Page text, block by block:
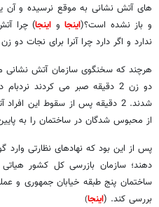
های آتش نشانی به موقع نرسیده و
و باز نشده است؟(اینجاو اینجا) چرا
ندارد و اگر دارد چرا آنرا برای نجات دو
هرچند که سخنگوی سازمان آتش نشانی
دو زن 2 دقیقه صبر می کردند
از محبوس شدگان در ساختمان را به
پس از این بود که نهادهای نظارتی وارد
دهند؛ سازمان بازرسی کل کشور
ساختمان پنج طبقه خیابان جمهوری و
بررسی کند. (اینجا)